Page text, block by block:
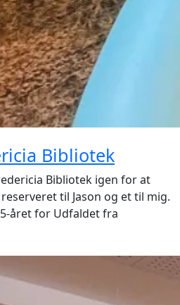
Bibliotek
Bibliotek igen for at
til Jason og et til mig.
året for Udfaldet fra